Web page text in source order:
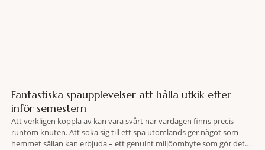
Fantastiska spaupplevelser att hålla utkik efter
inför semestern
Att verkligen koppla av kan vara svårt när vardagen finns precis
runtom knuten. Att söka sig till ett spa utomlands ger något som
hemmet sällan kan erbjuda – ett genuint miljöombyte som gör det